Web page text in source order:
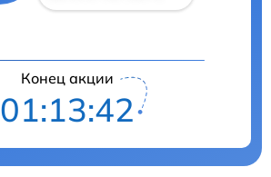
Конец акции
01:13:41